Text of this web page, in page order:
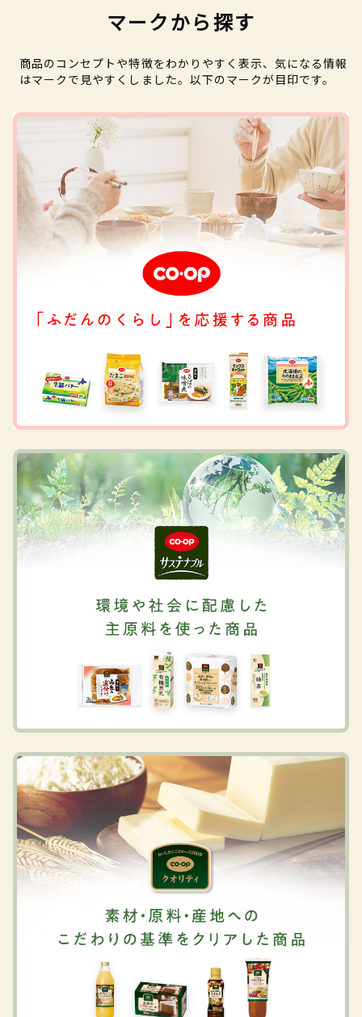
マークから探す
商品のコンセプトや特徴をわかりやすく表示、気になる情報
はマークで見やすくしました。以下のマークが目印です。